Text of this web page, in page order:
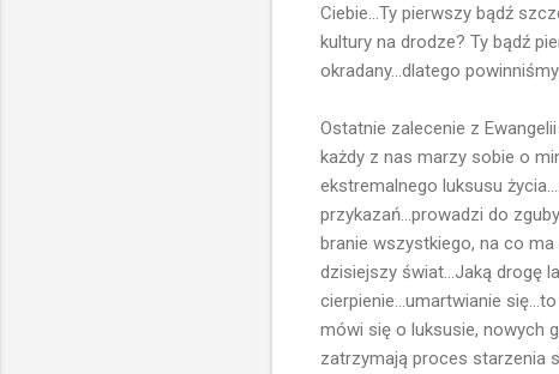
Ciebie...Ty pierwszy bądź
kultury na drodze? Ty bądź
okradany...dlatego
Ostatnie zalecenie z
każdy z nas marzy sobie o
ekstremalnego luksusu
przykazań...prowadzi do
branie wszystkiego, na co ma
dzisiejszy świat...Jaką drogę
cierpienie...umartwianie
mówi się o luksusie, nowych
zatrzymają proces starzenia